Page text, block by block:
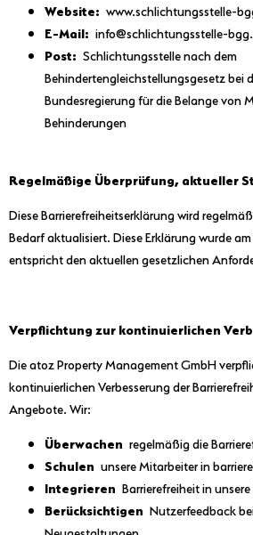
Website: www.schlichtungsstelle-
E-Mail: info@schlichtungsstelle-
Post: Schlichtungsstelle nach dem
Behindertengleichstellungsgesetz bei
Bundesregierung für die Belange von
Behinderungen
Regelmäßige Überprüfung, aktueller
Diese Barrierefreiheitserklärung wird
Bedarf aktualisiert. Diese Erklärung wurde
entspricht den aktuellen gesetzlichen
Verpflichtung zur kontinuierlichen
Die atoz Property Management GmbH
kontinuierlichen Verbesserung der
Angebote. Wir:
Überwachen regelmäßig die
Schulen unsere Mitarbeiter in
Integrieren Barrierefreiheit in
Berücksichtigen Nutzerfeedback